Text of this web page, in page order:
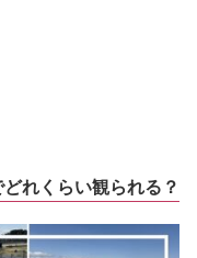
れくらい観られる？